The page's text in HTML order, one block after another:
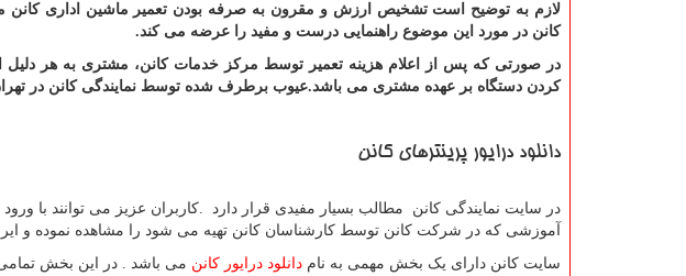
لازم به توضیح است تشخیص ارزش و مقرون به صرفه بودن تعمیر ماشین اداری
کانن در مورد این موضوع راهنمایی درست و مفید را عرضه می کند.
در صورتی که پس از اعلام هزینه تعمیر توسط مرکز خدمات کانن، مشتری به هر دلیل
کردن دستگاه بر عهده مشتری می باشد.عیوب برطرف شده توسط نمایندگی کانن در
دانلود درایور پرینترهای کانن
در سایت نمایندگی کانن مطالب بسیار مفیدی قرار دارد .کاربران عزیز می توانند با
آموزشی که در شرکت کانن توسط کارشناسان کانن تهیه می شود را مشاهده نموده و
سایت کانن دارای یک بخش مهمی به نام دانلود درایور کانن می باشد . در این بخش تمامی